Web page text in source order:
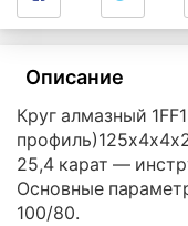
Описание
Круг алмазный
25,4 карат —
Основные
100/80.